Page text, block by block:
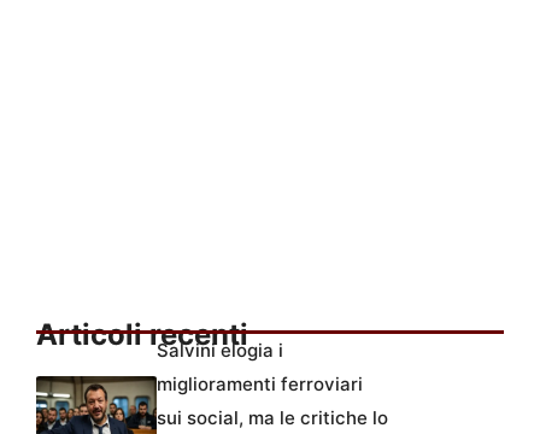
Articoli recenti
Salvini elogia i
miglioramenti ferroviari
sui social, ma le critiche lo